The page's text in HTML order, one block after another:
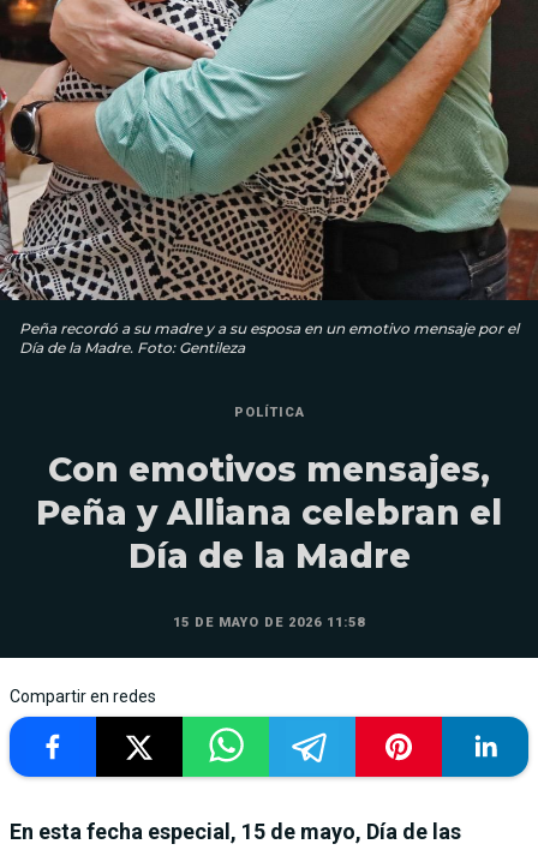
Peña recordó a su madre y a su esposa en un emotivo mensaje por el
Día de la Madre. Foto: Gentileza
POLÍTICA
Con emotivos mensajes,
Peña y Alliana celebran el
Día de la Madre
15 DE MAYO DE 2026 11:58
Compartir en redes
En esta fecha especial, 15 de mayo, Día de las